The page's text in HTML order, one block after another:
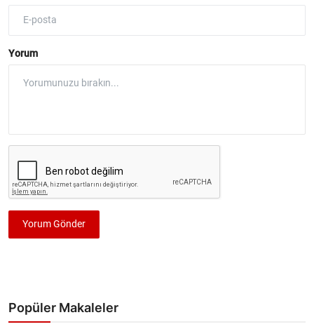
Yorum
Yorum Gönder
Popüler Makaleler